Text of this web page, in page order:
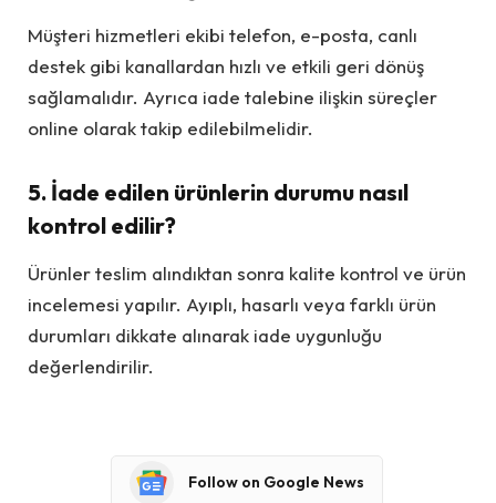
Müşteri hizmetleri ekibi telefon, e-posta, canlı
destek gibi kanallardan hızlı ve etkili geri dönüş
sağlamalıdır. Ayrıca iade talebine ilişkin süreçler
online olarak takip edilebilmelidir.
5. İade edilen ürünlerin durumu nasıl
kontrol edilir?
Ürünler teslim alındıktan sonra kalite kontrol ve ürün
incelemesi yapılır. Ayıplı, hasarlı veya farklı ürün
durumları dikkate alınarak iade uygunluğu
değerlendirilir.
Follow on Google News